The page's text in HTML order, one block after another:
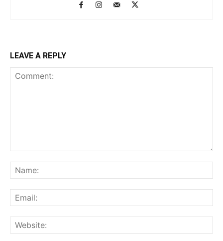
LEAVE A REPLY